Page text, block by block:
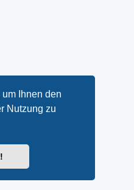
Ihnen den
Nutzung zu